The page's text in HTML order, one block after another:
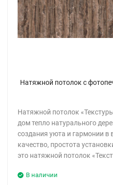
Натяжной потолок
дом тепло натурального
создания уюта и гармонии
качество, простота
это натяжной потолок
В наличии